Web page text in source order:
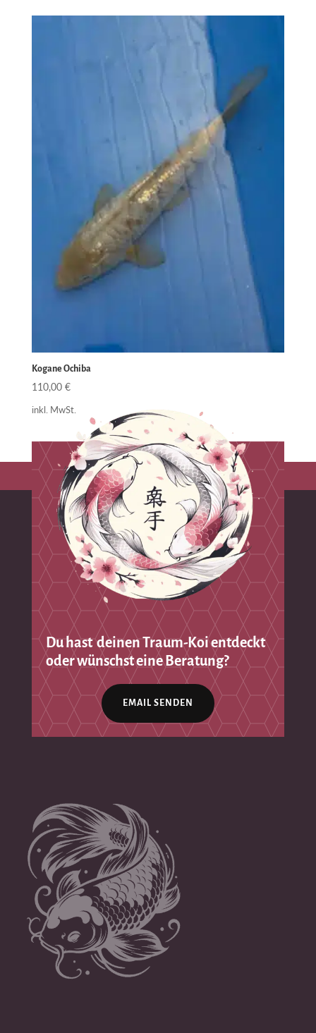
Kogane Ochiba
110,00 €
inkl. MwSt.
Du hast deinen Traum-Koi entdeckt
oder wünschst eine Beratung?
EMAIL SENDEN